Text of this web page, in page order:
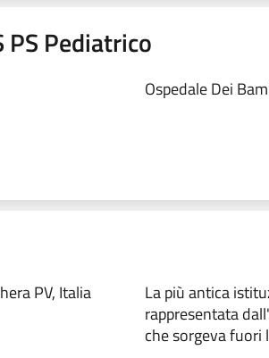
PS Pediatrico
Ospedale Dei
PV, Italia
La più antica
rappresentata
che sorgeva fuori